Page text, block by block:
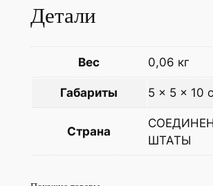
Детали
Вес 0,06 кг
Габариты 5 × 5 × 10
Страна
ШТАТЫ